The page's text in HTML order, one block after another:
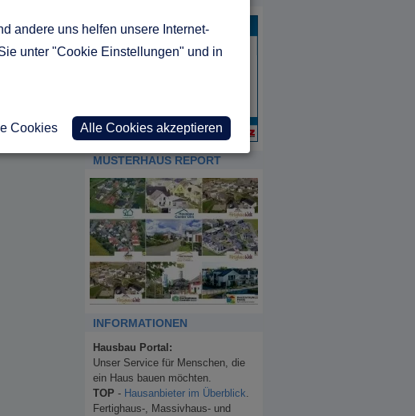
MUSTERHAUS REPORT
INFORMATIONEN
Hausbau Portal:
Unser Service für Menschen, die
ein Haus bauen möchten.
TOP - Hausanbieter im Überblick
Fertighaus-, Massivhaus- und
andere uns helfen unsere Internet-
unter "Cookie Einstellungen" und in
Cookies Alle Cookies akzeptieren